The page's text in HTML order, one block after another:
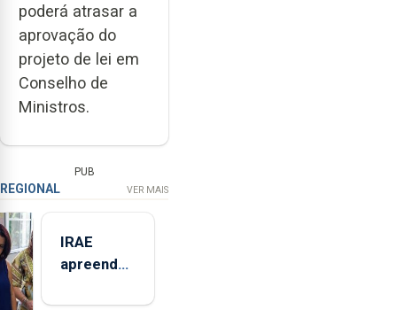
poderá atrasar a
aprovação do
projeto de lei em
Conselho de
Ministros.
PUB
REGIONAL VER MAIS
IRAE
apreendeu